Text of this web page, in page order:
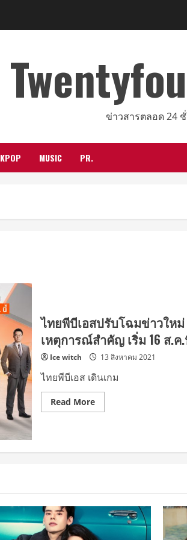
ข่าวสารตลอด 24
KPOP MUSIC PR.
ไทยพีบีเอสปรับโฉมข่าวให
เหตุการณ์สำคัญ เริ่ม 16 ส.ค
Ice witch 13 สิงหาคม 2021
ไทยพีบีเอส เดินเกม
Read MoreRead
more
เอ
ใหม่
โยง
ข่าว
ตลอด
ทั้ง